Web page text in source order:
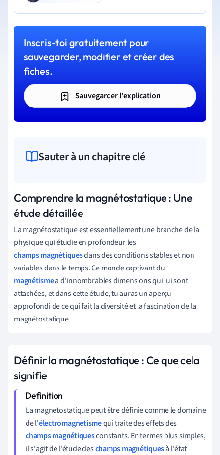
Inscris-toi gratuitement pour
sauvegarder, modifier et créer des
fiches.
Sauvegarder l'explication
Sauter à un chapitre clé
Comprendre la magnétostatique : Une
étude détaillée
La magnétostatique est essentiellement une branche de la
physique qui étudie en profondeur les
champs magnétiquesdans des conditions stables et non
variables dans le temps. Ce monde captivant du
magnétismea d'innombrables dimensions qui lui sont
attachées, et dans cette étude, tu auras un aperçu
approfondi de ce qui fait la diversité et la fascination de la
magnétostatique.
Définir la magnétostatique : Ce que cela
signifie
La magnétostatique peut être définie comme le domaine
de l'électromagnétismequi traite des effets des
champs magnétiquesconstants. En termes plus simples,
il s'agit de l'étude deschamps magnétiquesà l'état